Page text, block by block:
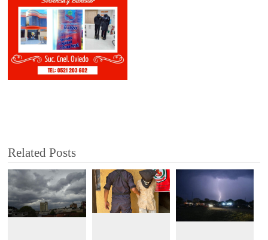
Related Posts